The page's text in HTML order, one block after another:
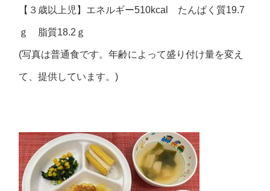
【３歳以上児】エネルギー510kcal たんぱく質19.7
ｇ 脂質18.2ｇ
(写真は普通食です。年齢によって盛り付け量を変え
て、提供しています。)